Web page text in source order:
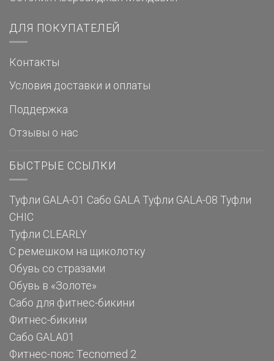
ДЛЯ ПОКУПАТЕЛЕЙ
Контакты
Условия доставки и оплаты
Поддержка
Отзывы о нас
БЫСТРЫЕ ССЫЛКИ
Туфли GALA-01 Сабо GALA Туфли GALA-08 Туфли
CHIC
Туфли CLEARLY
С ремешком на щиколотку
Обувь со стразами
Обувь в «Золоте»
Сабо для фитнес-бикини
Фитнес-бикини
Сабо GALA01
Фитнес-пояс Tecnomed 2